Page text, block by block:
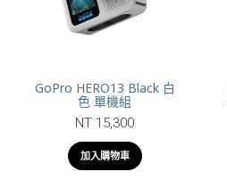
GoPro HERO13 Black 白
色 單機組
NT 15,300
加入購物車